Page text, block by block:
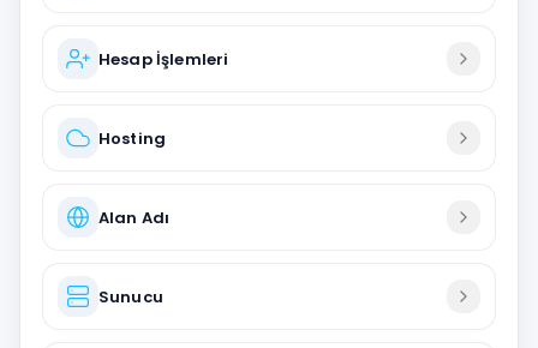
Hesap İşlemleri
Hosting
Alan Adı
Sunucu